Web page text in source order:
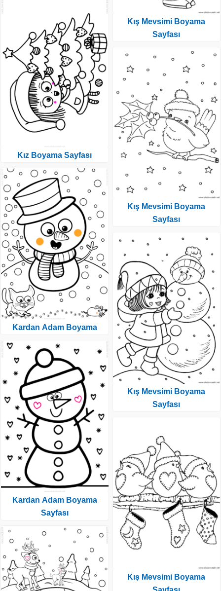
Kız Boyama Sayfası
Kardan Adam Boyama
Kardan Adam Boyama
Sayfası
Kış Mevsimi Boyama
Sayfası
Kış Mevsimi Boyama
Sayfası
Kış Mevsimi Boyama
Sayfası
Kış Mevsimi Boyama